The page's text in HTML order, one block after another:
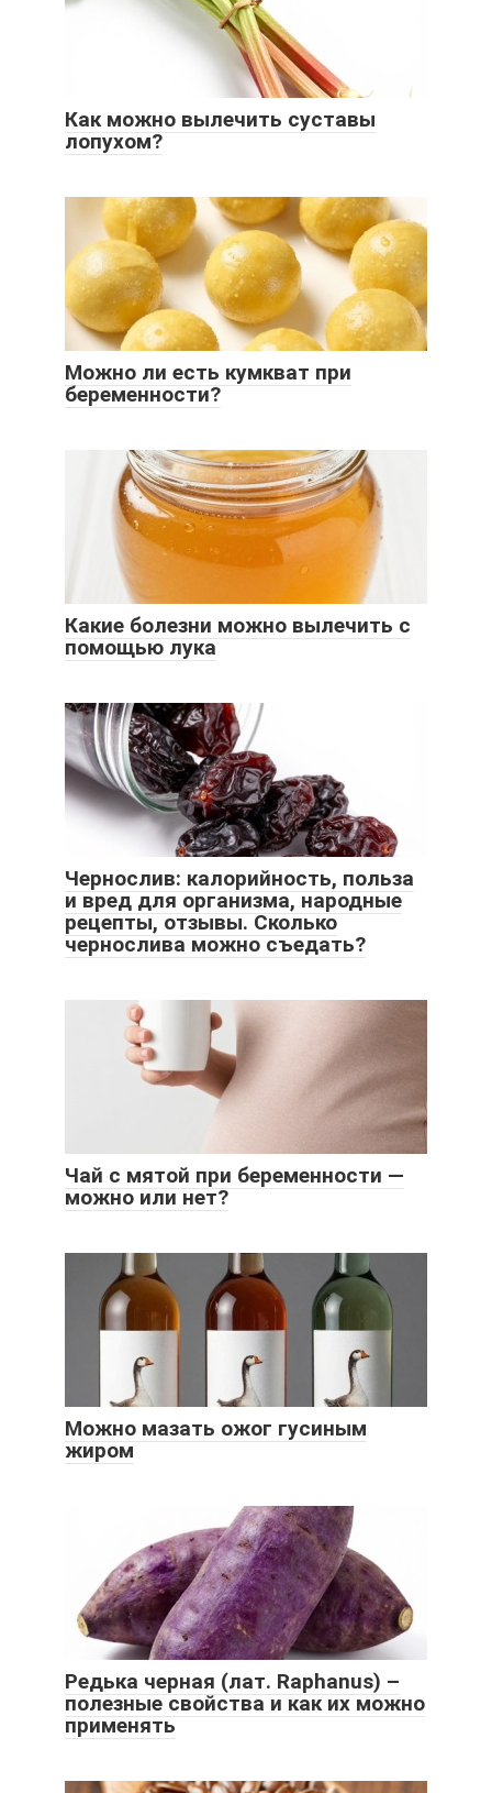
Как можно вылечить суставы
лопухом?
Можно ли есть кумкват при
беременности?
Какие болезни можно вылечить с
помощью лука
Чернослив: калорийность, польза
и вред для организма, народные
рецепты, отзывы. Сколько
чернослива можно съедать?
Чай с мятой при беременности —
можно или нет?
Можно мазать ожог гусиным
жиром
Редька черная (лат. Raphanus) –
полезные свойства и как их можно
применять